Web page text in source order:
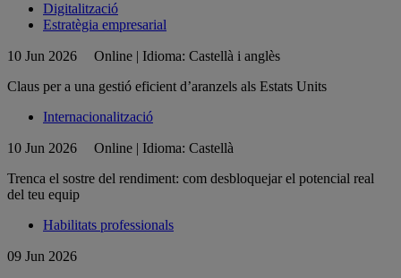
Digitalització
Estratègia empresarial
10 Jun 2026
Online | Idioma: Castellà i anglès
Claus per a una gestió eficient d’aranzels als Estats Units
Internacionalització
10 Jun 2026
Online | Idioma: Castellà
Trenca el sostre del rendiment: com desbloquejar el potencial real
del teu equip
Habilitats professionals
09 Jun 2026